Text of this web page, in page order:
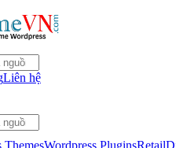
Liên hệ
ThemesWordpress PluginsRetail